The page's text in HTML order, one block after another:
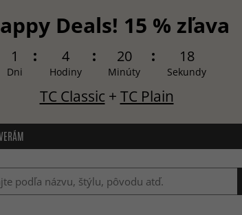
Deals! 15 % zľava
1
Dni
4
Hodiny
20
Minúty
18
Sekundy
TC Classic + TC Plain